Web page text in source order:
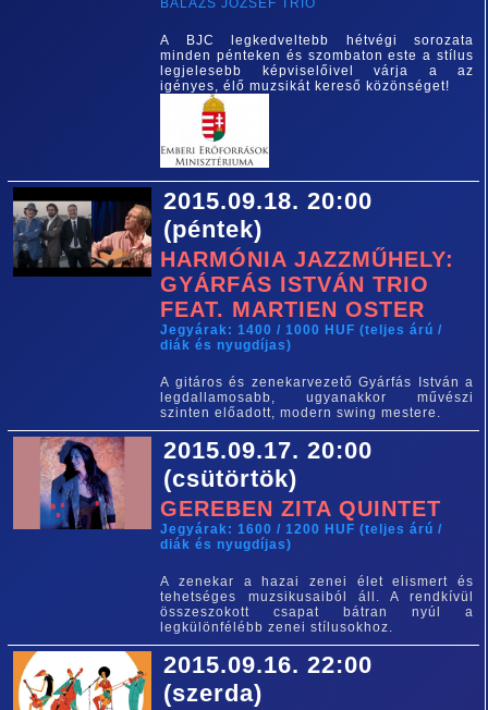
BALÁZS JÓZSEF TRIO
A BJC legkedveltebb hétvégi sorozata
minden pénteken és szombaton este a stílus
legjelesebb képviselőivel várja a az
igényes, élő muzsikát kereső közönséget!
2015.09.18. 20:00
(péntek)
HARMÓNIA JAZZMŰHELY:
GYÁRFÁS ISTVÁN TRIO
FEAT. MARTIEN OSTER
Jegyárak: 1400 / 1000 HUF (teljes árú /
diák és nyugdíjas)
A gitáros és zenekarvezető Gyárfás István a
legdallamosabb, ugyanakkor művészi
szinten előadott, modern swing mestere.
2015.09.17. 20:00
(csütörtök)
GEREBEN ZITA QUINTET
Jegyárak: 1600 / 1200 HUF (teljes árú /
diák és nyugdíjas)
A zenekar a hazai zenei élet elismert és
tehetséges muzsikusaiból áll. A rendkívül
összeszokott csapat bátran nyúl a
legkülönfélébb zenei stílusokhoz.
2015.09.16. 22:00
(szerda)